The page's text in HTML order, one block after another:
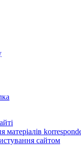
матеріалів
сайтом